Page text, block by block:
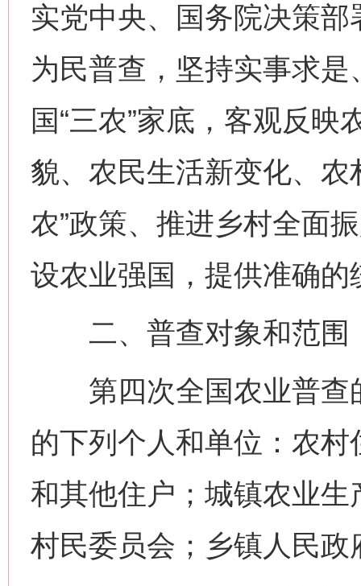
实党中央、国务院决策
为民普查，坚持实事求
国“三农”家底，客观反
貌、农民生活新变化、农
农”政策、推进乡村全面
设农业强国，提供准确的
二、普查对象和范围
第四次全国农业普查
的下列个人和单位：农
和其他住户；城镇农业
村民委员会；乡镇人民政